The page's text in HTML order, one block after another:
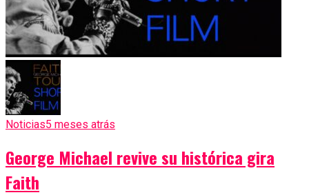
Noticias5 meses atrás
George Michael revive su histórica gira
Faith